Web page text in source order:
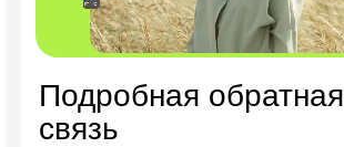
Подробная обратная
связь